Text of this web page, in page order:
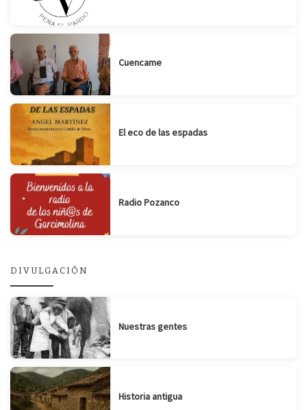
Cuencame
El eco de las espadas
Radio Pozanco
DIVULGACIÓN
Nuestras gentes
Historia antigua